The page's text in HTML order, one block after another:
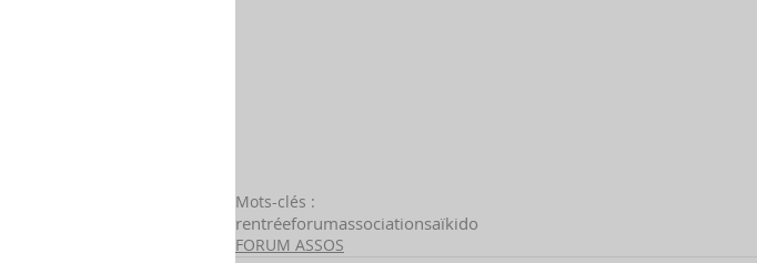
Mots-clés :
rentréeforumassociationsaïkido
FORUM ASSOS